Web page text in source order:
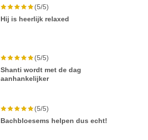
(5/5)
Hij is heerlijk relaxed
(5/5)
Shanti wordt met de dag
aanhankelijker
(5/5)
Bachbloesems helpen dus echt!